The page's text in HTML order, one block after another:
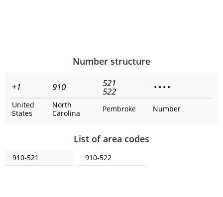
Number structure
+1 910 521
522 • • • •
United
States
North
Carolina
Pembroke Number
List of area codes
910-521 910-522